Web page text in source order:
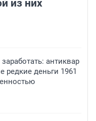
из них
антиквар
редкие деньги 1961